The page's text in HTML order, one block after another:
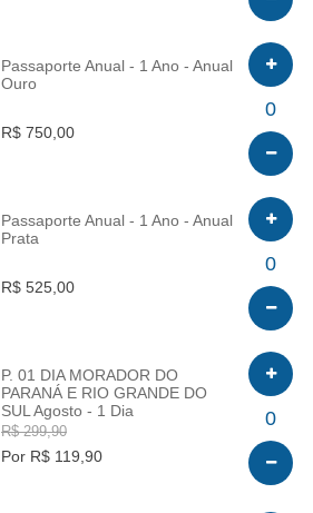
Passaporte Anual - 1 Ano - Anual
Ouro
R$ 750,00
0
Passaporte Anual - 1 Ano - Anual
Prata
R$ 525,00
0
P. 01 DIA MORADOR DO
PARANÁ E RIO GRANDE DO
SUL Agosto - 1 Dia
R$ 299,90
Por R$ 119,90
0